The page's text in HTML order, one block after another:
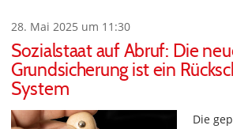
28. Mai 2025 um 11:30
Sozialstaat auf Abruf: Die
Grundsicherung ist ein
System
Die